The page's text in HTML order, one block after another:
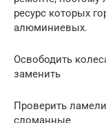
ресурс которых
алюминиевых.
Освободить
заменить
Проверить
сломанные